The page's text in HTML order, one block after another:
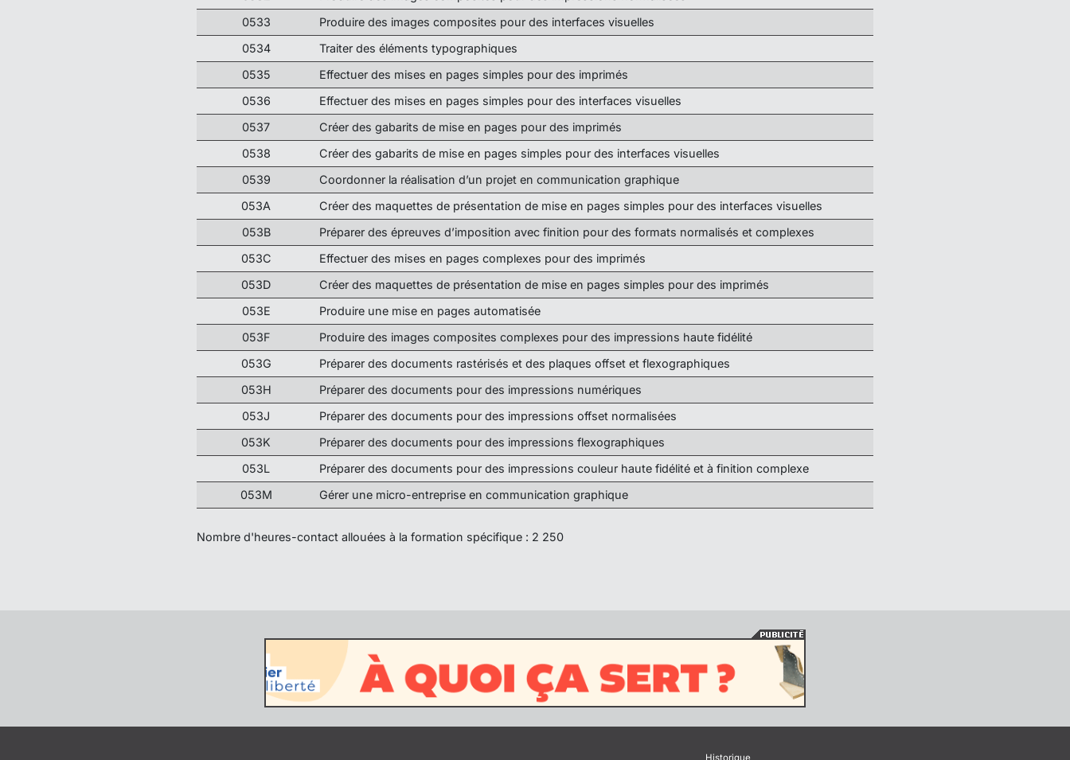
0533
Produire des images composites pour des interfaces visuelles
0534
Traiter des éléments typographiques
0535
Effectuer des mises en pages simples pour des imprimés
0536
Effectuer des mises en pages simples pour des interfaces visuelles
0537
Créer des gabarits de mise en pages pour des imprimés
0538
Créer des gabarits de mise en pages simples pour des interfaces visuelles
0539
Coordonner la réalisation d’un projet en communication graphique
053A
Créer des maquettes de présentation de mise en pages simples pour des interfaces visuelles
053B
Préparer des épreuves d’imposition avec finition pour des formats normalisés et complexes
053C
Effectuer des mises en pages complexes pour des imprimés
053D
Créer des maquettes de présentation de mise en pages simples pour des imprimés
053E
Produire une mise en pages automatisée
053F
Produire des images composites complexes pour des impressions haute fidélité
053G
Préparer des documents rastérisés et des plaques offset et flexographiques
053H
Préparer des documents pour des impressions numériques
053J
Préparer des documents pour des impressions offset normalisées
053K
Préparer des documents pour des impressions flexographiques
053L
Préparer des documents pour des impressions couleur haute fidélité et à finition complexe
053M
Gérer une micro-entreprise en communication graphique
Nombre d'heures-contact allouées à la formation spécifique : 2 250